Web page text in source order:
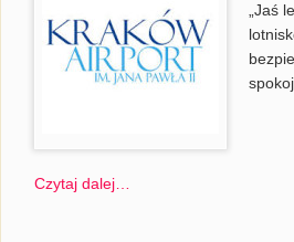
„Jaś
Czytaj dalej…